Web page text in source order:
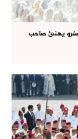
يهنئ صاحب